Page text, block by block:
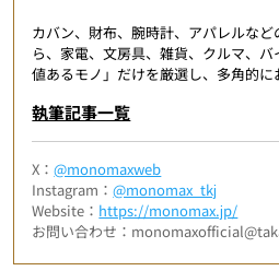
カバン、財布、腕時計、アパレルな
ら、家電、文房具、雑貨、クルマ、
値あるモノ」だけを厳選し、多角的に
執筆記事一覧
X：@monomaxweb
Instagram：@monomax_tkj
Website： https://monomax.jp/
お問い合わせ：